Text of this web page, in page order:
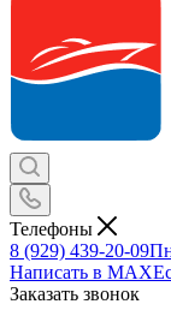
Телефоны
8 (929) 439-20-09
Написать в MAX
Заказать звонок